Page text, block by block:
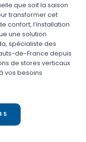
que soit la saison
transformer cet
confort, l’installation
une solution
spécialiste des
de-France depuis
de stores verticaux
vos besoins